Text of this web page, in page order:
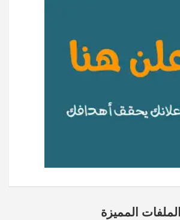
المميزة